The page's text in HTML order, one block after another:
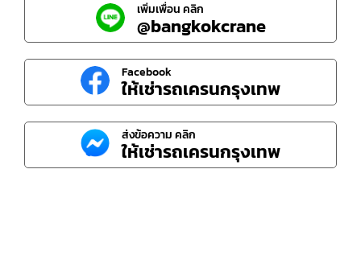
เพิ่มเพื่อน คลิก
@bangkokcrane
Facebook
ให้เช่ารถเครนกรุงเทพ
ส่งข้อความ คลิก
ให้เช่ารถเครนกรุงเทพ